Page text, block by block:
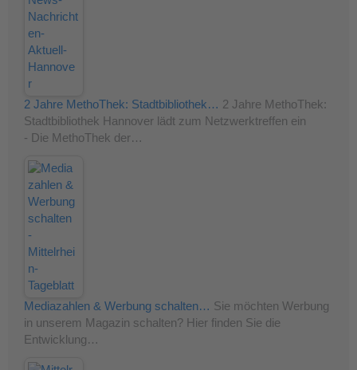
2 Jahre MethoThek: Stadtbibliothek… 2 Jahre MethoThek:
Stadtbibliothek Hannover lädt zum Netzwerktreffen ein
- Die MethoThek der…
Mediazahlen & Werbung schalten… Sie möchten Werbung
in unserem Magazin schalten? Hier finden Sie die
Entwicklung…